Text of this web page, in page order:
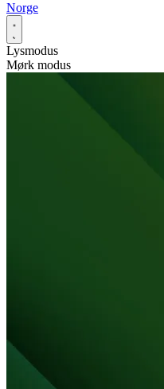
Norge
Lysmodus
Mørk modus